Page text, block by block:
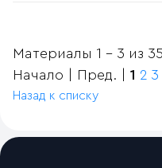
Материалы 1 - 3 из
Начало | Пред. | 1 2 3
Назад к списку